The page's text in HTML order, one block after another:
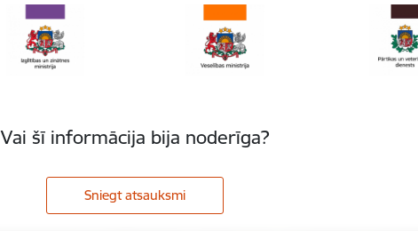
Vai šī informācija bija noderīga?
Sniegt atsauksmi